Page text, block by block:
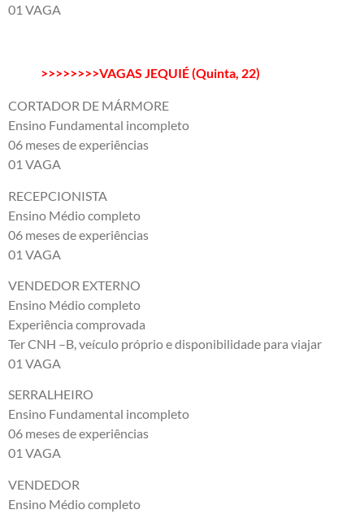
01 VAGA
>>>>>>>>VAGAS JEQUIÉ (Quinta, 22)
CORTADOR DE MÁRMORE
Ensino Fundamental incompleto
06 meses de experiências
01 VAGA
RECEPCIONISTA
Ensino Médio completo
06 meses de experiências
01 VAGA
VENDEDOR EXTERNO
Ensino Médio completo
Experiência comprovada
Ter CNH –B, veículo próprio e disponibilidade para viajar
01 VAGA
SERRALHEIRO
Ensino Fundamental incompleto
06 meses de experiências
01 VAGA
VENDEDOR
Ensino Médio completo